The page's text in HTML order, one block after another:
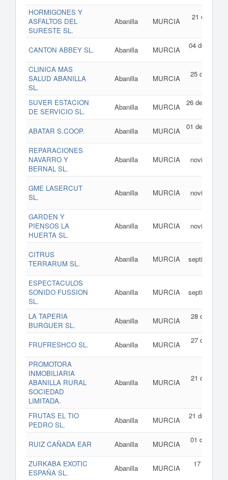
HORMIGONES Y
ASFALTOS DEL
SURESTE SL.
Abanilla MURCIA
21 de
CANTON ABBEY SL. Abanilla MURCIA
04 de junio
CLINICA MAS
SALUD ABANILLA
SL.
Abanilla MURCIA
25 de abril
SUVER ESTACION
DE SERVICIO SL.
Abanilla MURCIA
26 de enero
ABATAR S.COOP.
Abanilla MURCIA
01 de enero
REPARACIONES
NAVARRO Y
BERNAL SL.
Abanilla MURCIA
noviembre
GME LASERCUT
SL.
Abanilla MURCIA
noviembre
GARDEN Y
PIENSOS LA
HUERTA SL.
Abanilla MURCIA
noviembre
CITRUS
TERRARUM SL.
Abanilla MURCIA
septiembre
ESPECTACULOS
SONIDO FUSSION
SL.
Abanilla MURCIA
septiembre
LA TAPERIA
BURGUER SL.
Abanilla MURCIA
28 de julio
FRUFRESHCO SL.
Abanilla MURCIA
27 de julio
PROMOTORA
INMOBILIARIA
ABANILLA RURAL
SOCIEDAD
LIMITADA.
Abanilla MURCIA
21 de julio
FRUTAS EL TIO
PEDRO SL.
Abanilla MURCIA
21 de junio
RUIZ CAÑADA EAR
Abanilla MURCIA
01 de abril
ZURKABA EXOTIC
ESPAÑA SL.
Abanilla MURCIA
17 de